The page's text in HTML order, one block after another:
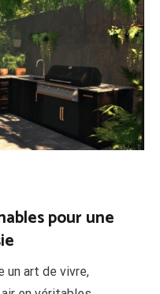
pour une
un art de vivre,